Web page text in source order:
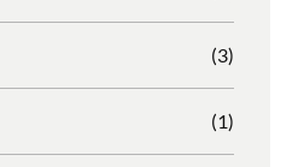
(3)
(1)